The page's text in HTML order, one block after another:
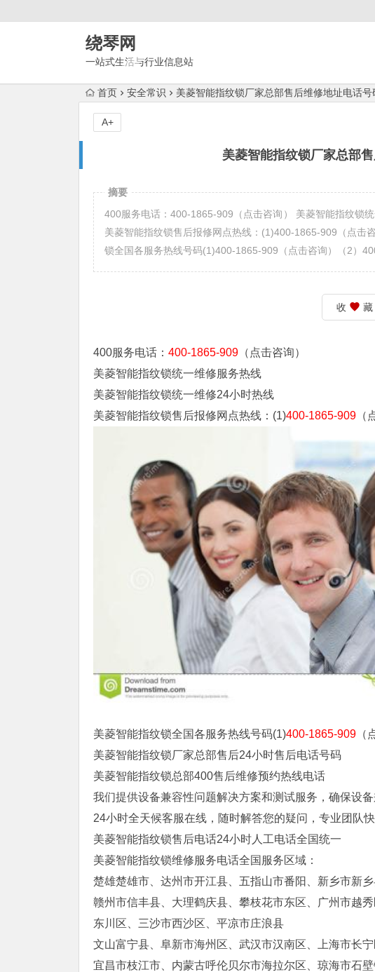
绕琴网
一站式生活与行业信息站
首页 安全常识 美菱智能指纹锁厂家总部售后维修地址电话号
美菱智能指纹锁厂家总部
A+
摘要
400服务电话：400-1865-909（点击咨询） 美菱智能指纹锁
美菱智能指纹锁售后报修网点热线：(1)400-1865-909（点击
锁全国各服务热线号码(1)400-1865-909（点击咨询）（2）
收 藏
400服务电话： 400-1865-909 （点击咨询）
美菱智能指纹锁统一维修服务热线
美菱智能指纹锁统一维修24小时热线
美菱智能指纹锁售后报修网点热线：(1)400-1865-909 （
美菱智能指纹锁全国各服务热线号码(1)400-1865-909 （
美菱智能指纹锁厂家总部售后24小时售后电话号码
美菱智能指纹锁总部400售后维修预约热线电话
我们提供设备兼容性问题解决方案和测试服务，确保设备
24小时全天候客服在线，随时解答您的疑问，专业团队快
美菱智能指纹锁售后电话24小时人工电话全国统一
美菱智能指纹锁维修服务电话全国服务区域：
楚雄楚雄市、达州市开江县、五指山市番阳、新乡市新
赣州市信丰县、大理鹤庆县、攀枝花市东区、广州市越
东川区、三沙市西沙区、平凉市庄浪县
文山富宁县、阜新市海州区、武汉市汉南区、上海市长
宜昌市枝江市、内蒙古呼伦贝尔市海拉尔区、琼海市石